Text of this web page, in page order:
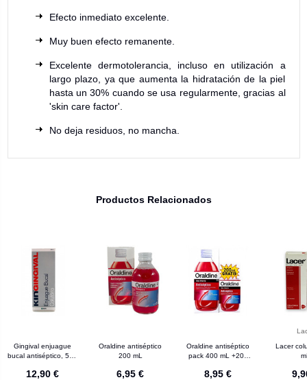
Efecto inmediato excelente.
Muy buen efecto remanente.
Excelente dermotolerancia, incluso en utilización a
largo plazo, ya que aumenta la hidratación de la piel
hasta un 30% cuando se usa regularmente, gracias al
'skin care factor'.
No deja residuos, no mancha.
Productos Relacionados
Gingival enjuague
bucal antiséptico, 500
12,90 €
Oraldine antiséptico
200 mL
6,95 €
Oraldine antiséptico
pack 400 mL +200
8,95 €
Lacer